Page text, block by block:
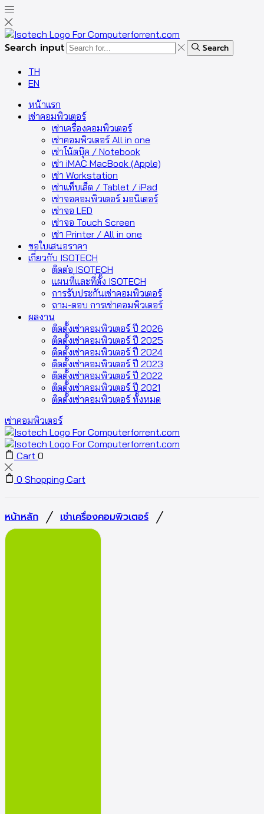
Search input Search
TH
EN
หน้าแรก
เช่าคอมพิวเตอร์
เช่าเครื่องคอมพิวเตอร์
เช่าคอมพิวเตอร์ All in one
เช่าโน้ตบุ๊ค / Notebook
เช่า iMAC MacBook (Apple)
เช่า Workstation
เช่าแท็บเล็ต / Tablet / iPad
เช่าจอคอมพิวเตอร์ มอนิเตอร์
เช่าจอ LED
เช่าจอ Touch Screen
เช่า Printer / All in one
ขอใบเสนอราคา
เกี่ยวกับ ISOTECH
ติดต่อ ISOTECH
แผนที่และที่ตั้ง ISOTECH
การรับประกันเช่าคอมพิวเตอร์
ถาม-ตอบ การเช่าคอมพิวเตอร์
ผลงาน
ติดตั้งเช่าคอมพิวเตอร์ ปี 2026
ติดตั้งเช่าคอมพิวเตอร์ ปี 2025
ติดตั้งเช่าคอมพิวเตอร์ ปี 2024
ติดตั้งเช่าคอมพิวเตอร์ ปี 2023
ติดตั้งเช่าคอมพิวเตอร์ ปี 2022
ติดตั้งเช่าคอมพิวเตอร์ ปี 2021
ติดตั้งเช่าคอมพิวเตอร์ ทั้งหมด
เช่าคอมพิวเตอร์
Cart 0
0 Shopping Cart
หน้าหลัก / เช่าเครื่องคอมพิวเตอร์ /